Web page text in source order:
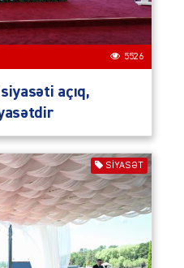
5526
açıq,
SIYASƏT